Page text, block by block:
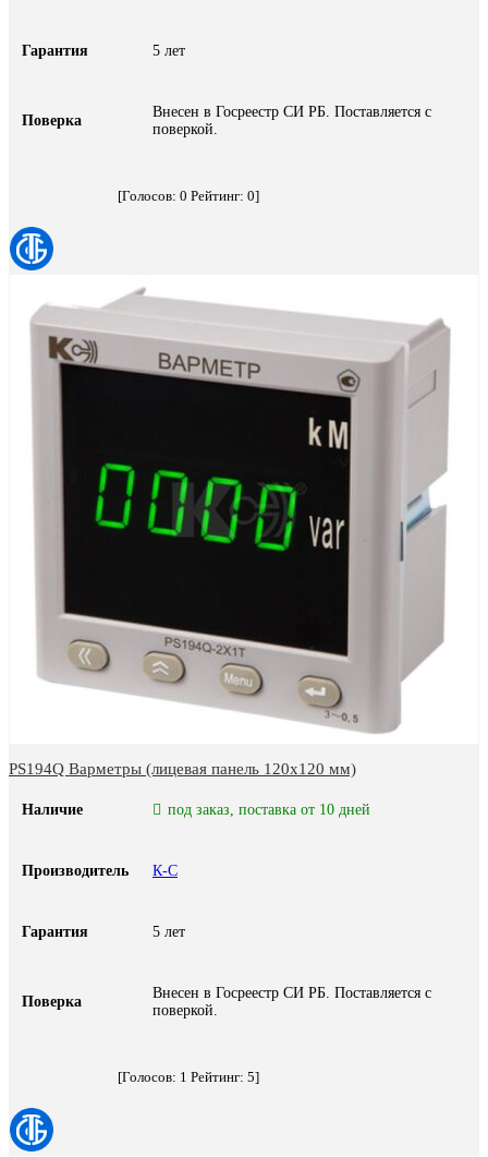
Гарантия 5 лет
Поверка
Внесен в Госреестр СИ РБ. Поставляется с
поверкой.
[Голосов: 0 Рейтинг: 0]
PS194Q Варметры (лицевая панель 120х120 мм)
Наличие под заказ, поставка от 10 дней
Производитель К-С
Гарантия 5 лет
Поверка
Внесен в Госреестр СИ РБ. Поставляется с
поверкой.
[Голосов: 1 Рейтинг: 5]